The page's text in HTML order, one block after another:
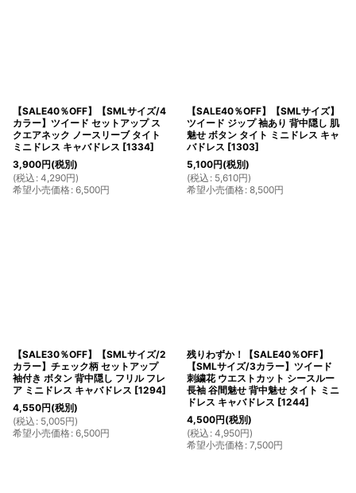
【SALE40％OFF】【SMLサイズ/4
カラー】ツイード セットアップ ス
クエアネック ノースリーブ タイト
ミニドレス キャバドレス [1334]
3,900円(税別)
(税込 : 4,290円)
希望小売価格: 6,500円
【SALE40％OFF】【SMLサイズ】
ツイード ジップ 袖あり 背中隠し 肌
魅せ ボタン タイト ミニドレス キャ
バドレス [1303]
5,100円(税別)
(税込 : 5,610円)
希望小売価格: 8,500円
【SALE30％OFF】【SMLサイズ/2
カラー】チェック柄 セットアップ
袖付き ボタン 背中隠し フリル フレ
ア ミニドレス キャバドレス [1294]
4,550円(税別)
(税込 : 5,005円)
希望小売価格: 6,500円
残りわずか！【SALE40％OFF】
【SMLサイズ/3カラー】ツイード
刺繍花 ウエストカット シースルー
長袖 谷間魅せ 背中魅せ タイト ミニ
ドレス キャバドレス [1244]
4,500円(税別)
(税込 : 4,950円)
希望小売価格: 7,500円